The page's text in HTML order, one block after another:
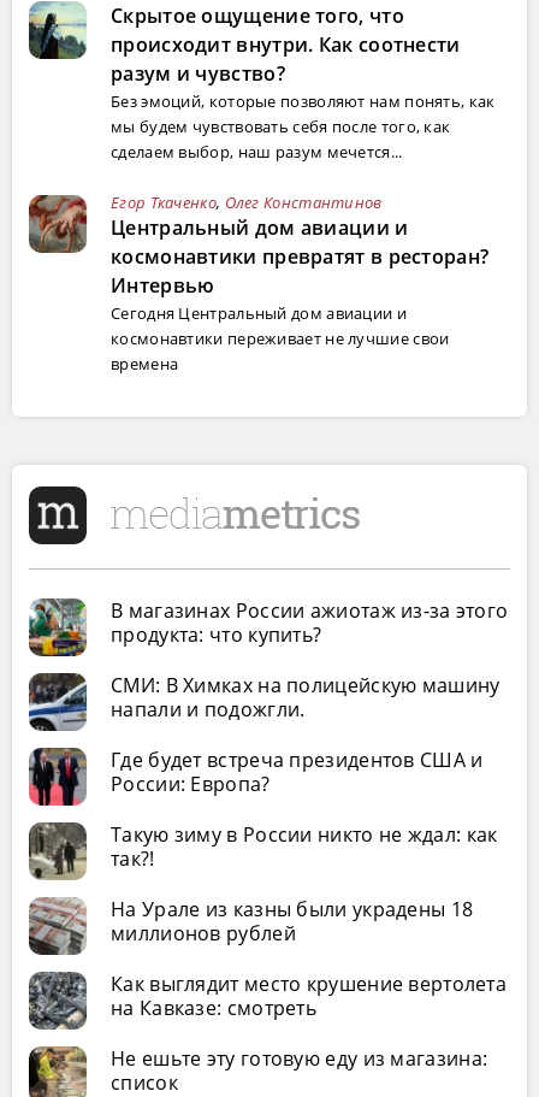
Скрытое ощущение того, что
происходит внутри. Как соотнести
разум и чувство?
Без эмоций, которые позволяют нам понять, как
мы будем чувствовать себя после того, как
сделаем выбор, наш разум мечется...
Егор Ткаченко, Олег Константинов
Центральный дом авиации и
космонавтики превратят в ресторан?
Интервью
Сегодня Центральный дом авиации и
космонавтики переживает не лучшие свои
времена
В магазинах России ажиотаж из-за этого
продукта: что купить?
СМИ: В Химках на полицейскую машину
напали и подожгли.
Где будет встреча президентов США и
России: Европа?
Такую зиму в России никто не ждал: как
так?!
На Урале из казны были украдены 18
миллионов рублей
Как выглядит место крушение вертолета
на Кавказе: смотреть
Не ешьте эту готовую еду из магазина:
список